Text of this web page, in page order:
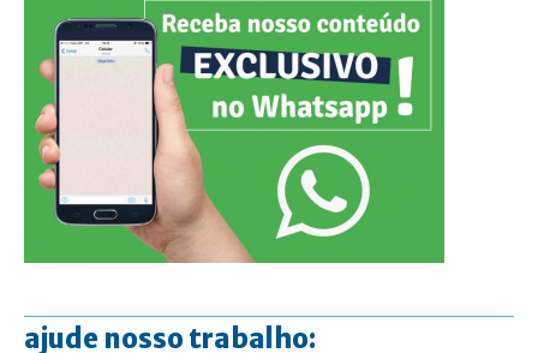
ajude nosso trabalho: